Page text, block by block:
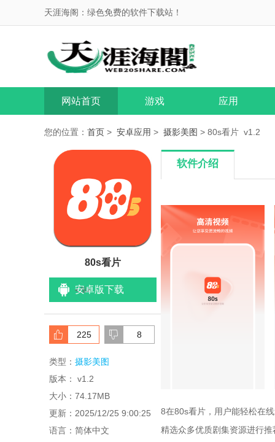
天涯海阁：绿色免费的软件下载站！
网站首页 游戏 应用
您的位置： 首页 > 安卓应用 > 摄影美图 > 80s看片 v1.2
80s看片
安卓版下载
</li>
225 8
类型： 摄影美图
版本： v1.2
大小：74.17MB
更新：2025/12/25 9:00:25
语言：简体中文
软件介绍
8在80s看片，用户能轻松在
精选众多优质剧集资源进行